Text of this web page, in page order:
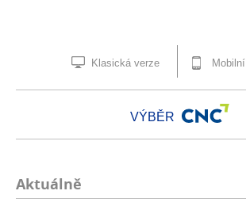
Klasická verze
VÝBĚR
Aktuálně